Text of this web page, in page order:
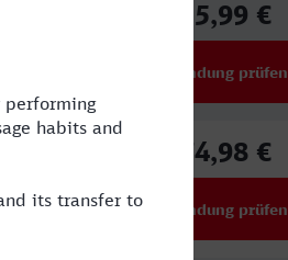
55,99 €
Verbindung prüfen
74,98 €
Verbindung prüfen